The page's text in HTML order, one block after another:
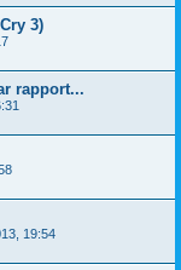
3)
rapport...
19:54